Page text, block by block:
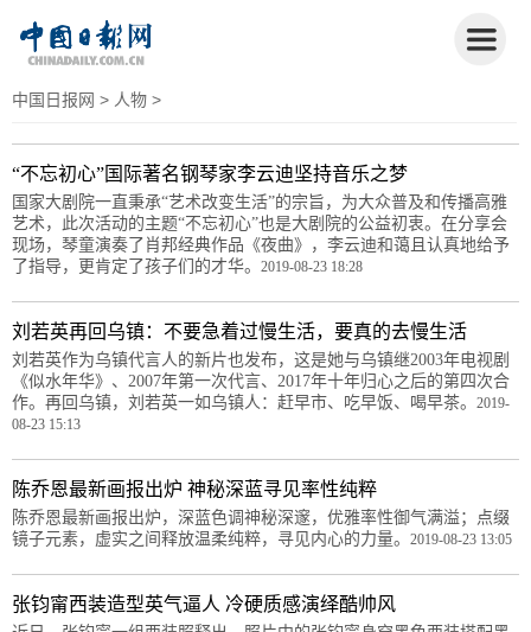
中国日报网 > 人物 >
“不忘初心”国际著名钢琴家李云迪坚持音乐之梦
国家大剧院一直秉承“艺术改变生活”的宗旨，为大众普及和传播高雅
艺术，此次活动的主题“不忘初心”也是大剧院的公益初衷。在分享会
现场，琴童演奏了肖邦经典作品《夜曲》，李云迪和蔼且认真地给予
了指导，更肯定了孩子们的才华。 2019-08-23 18:28
刘若英再回乌镇：不要急着过慢生活，要真的去慢生活
刘若英作为乌镇代言人的新片也发布，这是她与乌镇继2003年电视剧
《似水年华》、2007年第一次代言、2017年十年归心之后的第四次合
作。再回乌镇，刘若英一如乌镇人：赶早市、吃早饭、喝早茶。 2019-
08-23 15:13
陈乔恩最新画报出炉 神秘深蓝寻见率性纯粹
陈乔恩最新画报出炉，深蓝色调神秘深邃，优雅率性御气满溢；点缀
镜子元素，虚实之间释放温柔纯粹，寻见内心的力量。 2019-08-23 13:05
张钧甯西装造型英气逼人 冷硬质感演绎酷帅风